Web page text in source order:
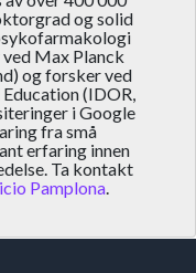
og solid
Max Planck
og forsker ved
(IDOR,
i Google
fra små
erfaring innen
Ta kontakt
Pamplona.